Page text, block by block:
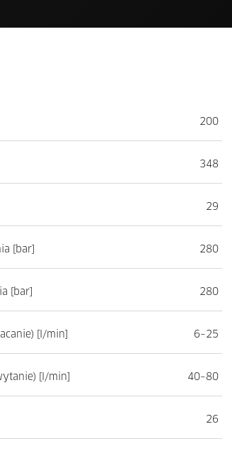
200
348
29
[bar] 280
[bar] 280
[l/min] 6–25
[l/min] 40–80
26